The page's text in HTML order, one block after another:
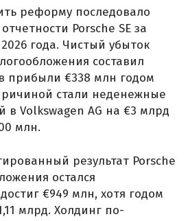
реформу последовало
Porsche SE за
года. Чистый убыток
составил
прибыли €338 млн годом
стали неденежные
в Volkswagen AG на €3 млрд
млн.
результат Porsche
остался
€949 млн, хотя годом
млрд. Холдинг по-